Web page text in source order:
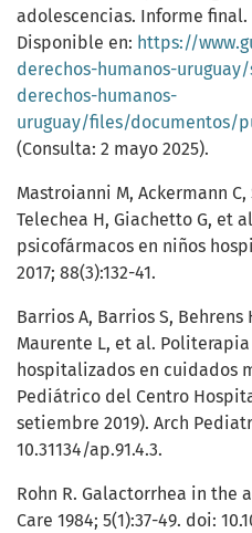
adolescencias. Informe final.
Disponible en: https://
derechos-humanos-
derechos-humanos-
uruguay/files/documentos/publicaciones/
(Consulta: 2 mayo 2025).
Mastroianni M, Ackermann
Telechea H, Giachetto G, et
psicofármacos en niños
2017; 88(3):132-41.
Barrios A, Barrios S, Behrens
Maurente L, et al.
hospitalizados en cuidados
Pediátrico del Centro
setiembre 2019). Arch
10.31134/ap.91.4.3.
Rohn R. Galactorrhea in the
Care 1984; 5(1):37-49. doi: